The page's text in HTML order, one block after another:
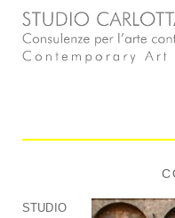
STUDIO